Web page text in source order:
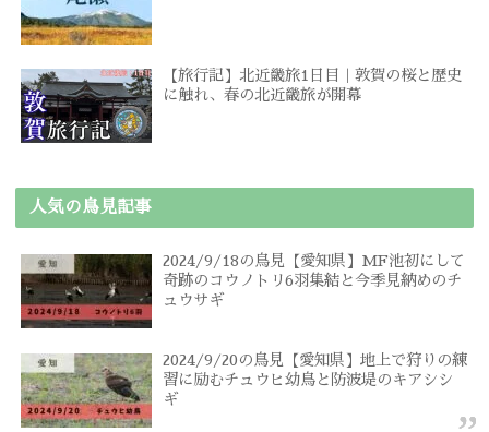
【旅行記】北近畿旅1日目｜敦賀の桜と歴史
に触れ、春の北近畿旅が開幕
人気の鳥見記事
2024/9/18の鳥見【愛知県】MF池初にして
奇跡のコウノトリ6羽集結と今季見納めのチ
ュウサギ
2024/9/20の鳥見【愛知県】地上で狩りの練
習に励むチュウヒ幼鳥と防波堤のキアシシ
ギ